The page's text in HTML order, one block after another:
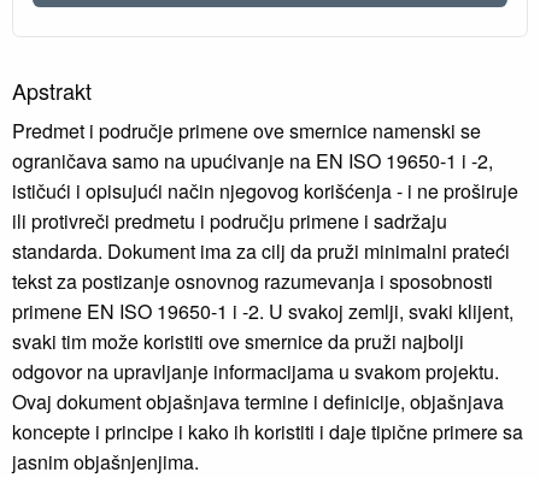
Apstrakt
Predmet i područje primene ove smernice namenski se
ograničava samo na upućivanje na EN ISO 19650-1 i -2,
ističući i opisujući način njegovog korišćenja - i ne proširuje
ili protivreči predmetu i području primene i sadržaju
standarda. Dokument ima za cilj da pruži minimalni prateći
tekst za postizanje osnovnog razumevanja i sposobnosti
primene EN ISO 19650-1 i -2. U svakoj zemlji, svaki klijent,
svaki tim može koristiti ove smernice da pruži najbolji
odgovor na upravljanje informacijama u svakom projektu.
Ovaj dokument objašnjava termine i definicije, objašnjava
koncepte i principe i kako ih koristiti i daje tipične primere sa
jasnim objašnjenjima.